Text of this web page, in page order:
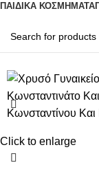
ΠΑΙΔΙΚΆ ΚΟΣΜΉΜΑΤΑ
Click to enlarge